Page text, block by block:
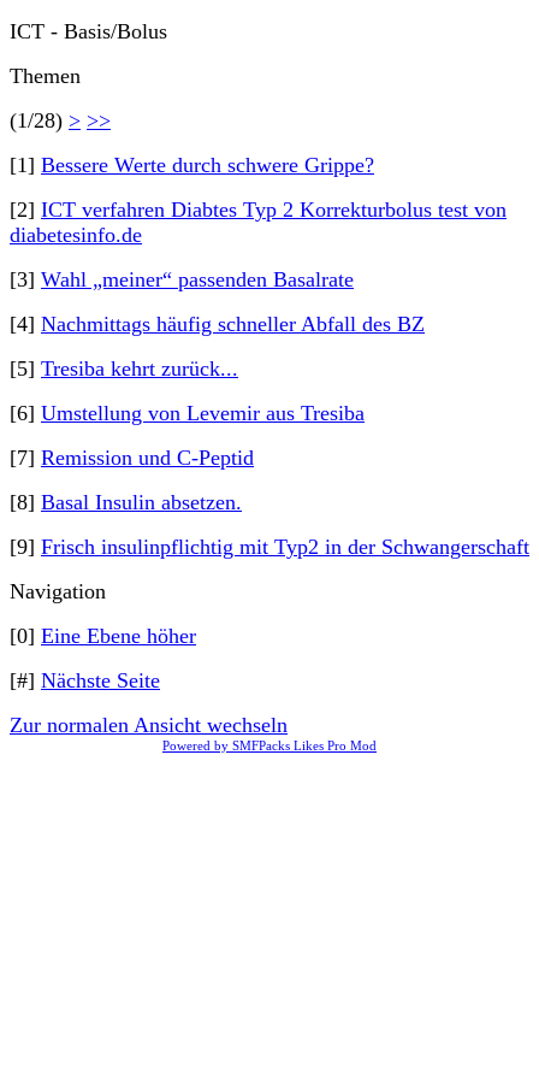
ICT - Basis/Bolus
Themen
(1/28) > >>
[1] Bessere Werte durch schwere Grippe?
[2] ICT verfahren Diabtes Typ 2 Korrekturbolus test von
diabetesinfo.de
[3] Wahl „meiner“ passenden Basalrate
[4] Nachmittags häufig schneller Abfall des BZ
[5] Tresiba kehrt zurück...
[6] Umstellung von Levemir aus Tresiba
[7] Remission und C-Peptid
[8] Basal Insulin absetzen.
[9] Frisch insulinpflichtig mit Typ2 in der Schwangerschaft
Navigation
[0] Eine Ebene höher
[#] Nächste Seite
Zur normalen Ansicht wechseln
Powered by SMFPacks Likes Pro Mod